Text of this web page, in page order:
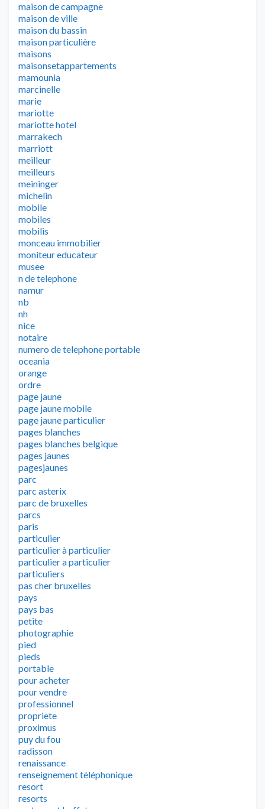
maison de campagne
maison de ville
maison du bassin
maison particulière
maisons
maisonsetappartements
mamounia
marcinelle
marie
mariotte
mariotte hotel
marrakech
marriott
meilleur
meilleurs
meininger
michelin
mobile
mobiles
mobilis
monceau immobilier
moniteur educateur
musee
n de telephone
namur
nb
nh
nice
notaire
numero de telephone portable
oceania
orange
ordre
page jaune
page jaune mobile
page jaune particulier
pages blanches
pages blanches belgique
pages jaunes
pagesjaunes
parc
parc asterix
parc de bruxelles
parcs
paris
particulier
particulier à particulier
particulier a particulier
particuliers
pas cher bruxelles
pays
pays bas
petite
photographie
pied
pieds
portable
pour acheter
pour vendre
professionnel
propriete
proximus
puy du fou
radisson
renaissance
renseignement téléphonique
resort
resorts